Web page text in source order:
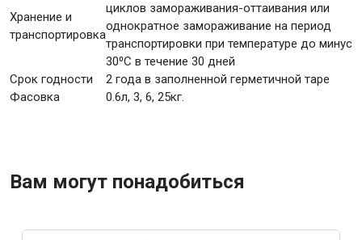
Хранение и
транспортировка
циклов замораживания-оттаивания или
однократное замораживание на период
транспортировки при температуре до минус
30⁰С в течение 30 дней
Срок годности
2 года в заполненной герметичной таре
Фасовка
0.6л, 3, 6, 25кг.
Вам могут понадобиться